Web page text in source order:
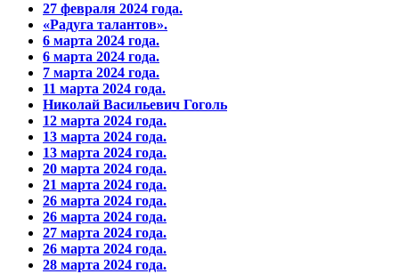
27 февраля 2024 года.
«Радуга талантов».
6 марта 2024 года.
6 марта 2024 года.
7 марта 2024 года.
11 марта 2024 года.
Николай Васильевич Гоголь
12 марта 2024 года.
13 марта 2024 года.
13 марта 2024 года.
20 марта 2024 года.
21 марта 2024 года.
26 марта 2024 года.
26 марта 2024 года.
27 марта 2024 года.
26 марта 2024 года.
28 марта 2024 года.